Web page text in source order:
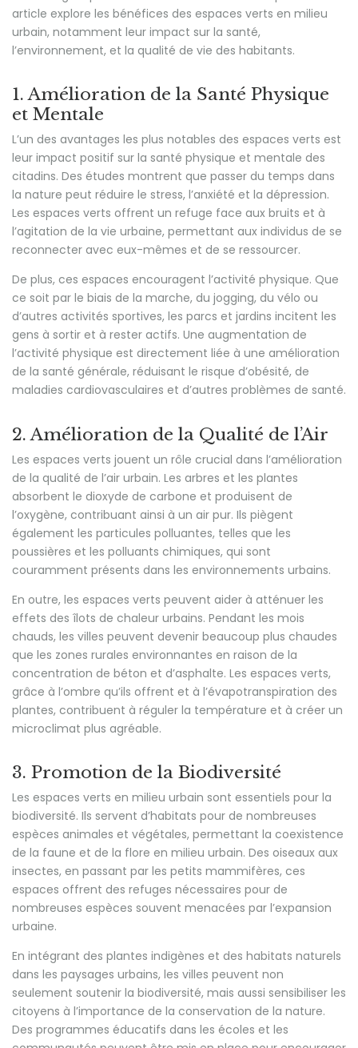
article explore les bénéfices des espaces verts en milieu
urbain, notamment leur impact sur la santé,
l’environnement, et la qualité de vie des habitants.
1. Amélioration de la Santé Physique
et Mentale
L’un des avantages les plus notables des espaces verts est
leur impact positif sur la santé physique et mentale des
citadins. Des études montrent que passer du temps dans
la nature peut réduire le stress, l’anxiété et la dépression.
Les espaces verts offrent un refuge face aux bruits et à
l’agitation de la vie urbaine, permettant aux individus de se
reconnecter avec eux-mêmes et de se ressourcer.
De plus, ces espaces encouragent l’activité physique. Que
ce soit par le biais de la marche, du jogging, du vélo ou
d’autres activités sportives, les parcs et jardins incitent les
gens à sortir et à rester actifs. Une augmentation de
l’activité physique est directement liée à une amélioration
de la santé générale, réduisant le risque d’obésité, de
maladies cardiovasculaires et d’autres problèmes de santé.
2. Amélioration de la Qualité de l’Air
Les espaces verts jouent un rôle crucial dans l’amélioration
de la qualité de l’air urbain. Les arbres et les plantes
absorbent le dioxyde de carbone et produisent de
l’oxygène, contribuant ainsi à un air pur. Ils piègent
également les particules polluantes, telles que les
poussières et les polluants chimiques, qui sont
couramment présents dans les environnements urbains.
En outre, les espaces verts peuvent aider à atténuer les
effets des îlots de chaleur urbains. Pendant les mois
chauds, les villes peuvent devenir beaucoup plus chaudes
que les zones rurales environnantes en raison de la
concentration de béton et d’asphalte. Les espaces verts,
grâce à l’ombre qu’ils offrent et à l’évapotranspiration des
plantes, contribuent à réguler la température et à créer un
microclimat plus agréable.
3. Promotion de la Biodiversité
Les espaces verts en milieu urbain sont essentiels pour la
biodiversité. Ils servent d’habitats pour de nombreuses
espèces animales et végétales, permettant la coexistence
de la faune et de la flore en milieu urbain. Des oiseaux aux
insectes, en passant par les petits mammifères, ces
espaces offrent des refuges nécessaires pour de
nombreuses espèces souvent menacées par l’expansion
urbaine.
En intégrant des plantes indigènes et des habitats naturels
dans les paysages urbains, les villes peuvent non
seulement soutenir la biodiversité, mais aussi sensibiliser les
citoyens à l’importance de la conservation de la nature.
Des programmes éducatifs dans les écoles et les